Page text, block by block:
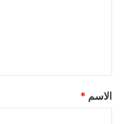
*
الاسم *